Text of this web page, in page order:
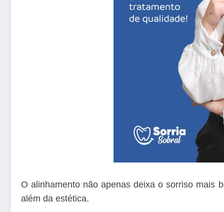
O alinhamento não apenas deixa o sorriso mais
além da estética.